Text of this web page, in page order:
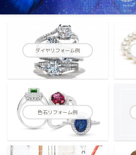
ダイヤリフォーム例
色石リフォーム例